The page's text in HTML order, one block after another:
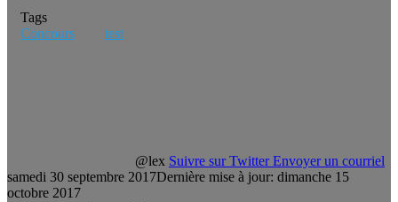
Tags
Concours
test
@lex Suivre sur Twitter Envoyer un courriel
samedi 30 septembre 2017Dernière mise à jour: dimanche 15
octobre 2017